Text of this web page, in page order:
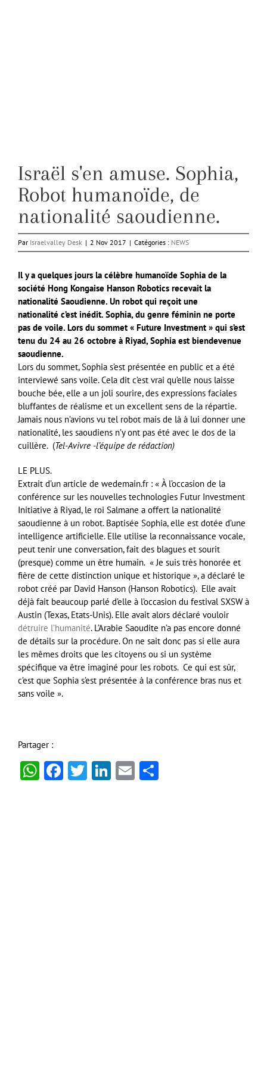
Israël s'en amuse. Sophia,
Robot humanoïde, de
nationalité saoudienne.
Par Israelvalley Desk | 2 Nov 2017 | Catégories : NEWS
Il y a quelques jours la célèbre humanoïde Sophia de la
société Hong Kongaise Hanson Robotics recevait la
nationalité Saoudienne. Un robot qui reçoit une
nationalité c’est inédit. Sophia, du genre féminin ne porte
pas de voile. Lors du sommet « Future Investment » qui s’est
tenu du 24 au 26 octobre à Riyad, Sophia est biendevenue
saoudienne.
Lors du sommet, Sophia s’est présentée en public et a été
interviewé sans voile. Cela dit c’est vrai qu’elle nous laisse
bouche bée, elle a un joli sourire, des expressions faciales
bluffantes de réalisme et un excellent sens de la répartie.
Jamais nous n’avions vu tel robot mais de là à lui donner une
nationalité, les saoudiens n’y ont pas été avec le dos de la
cuillère. (Tel-Avivre -l’équipe de rédaction)
LE PLUS.
Extrait d’un article de wedemain.fr : « À l’occasion de la
conférence sur les nouvelles technologies Futur Investment
Initiative à Riyad, le roi Salmane a offert la nationalité
saoudienne à un robot. Baptisée Sophia, elle est dotée d’une
intelligence artificielle. Elle utilise la reconnaissance vocale,
peut tenir une conversation, fait des blagues et sourit
(presque) comme un être humain. « Je suis très honorée et
fière de cette distinction unique et historique », a déclaré le
robot créé par David Hanson (Hanson Robotics). Elle avait
déjà fait beaucoup parlé d’elle à l’occasion du festival SXSW à
Austin (Texas, Etats-Unis). Elle avait alors déclaré vouloir
détruire l’humanité. L’Arabie Saoudite n’a pas encore donné
de détails sur la procédure. On ne sait donc pas si elle aura
les mêmes droits que les citoyens ou si un système
spécifique va être imaginé pour les robots. Ce qui est sûr,
c’est que Sophia s’est présentée à la conférence bras nus et
sans voile ».
Partager :
WhatsApp
Facebook
Twitter
LinkedIn
Email